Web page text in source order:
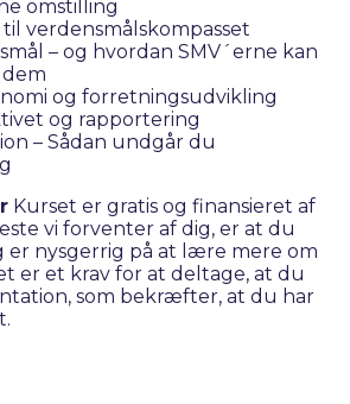
omstilling
verdensmålskompasset
– og hvordan SMV´erne kan
og forretningsudvikling
og rapportering
– Sådan undgår du
Kurset er gratis og finansieret af
vi forventer af dig, er at du
er nysgerrig på at lære mere om
er et krav for at deltage, at du
som bekræfter, at du har